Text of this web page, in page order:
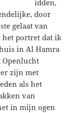
idden,
door
gelaat van
het portret dat ik
in Al Hamra
Openlucht
zijn met
als het
van
in mijn ogen